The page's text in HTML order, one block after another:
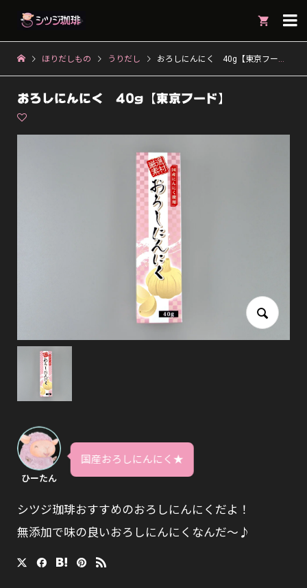

ほりだしもの うりだし おろしにんにく 40g【東京フード】
おろしにんにく 40g【東京フード】
ひーたん
国産おろしにんにく★
シツジ珈琲おすすめのおろしにんにくだよ！
無添加で味の良いおろしにんにくなんだ〜♪